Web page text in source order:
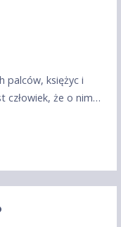
palców, księżyc i
człowiek, że o nim…